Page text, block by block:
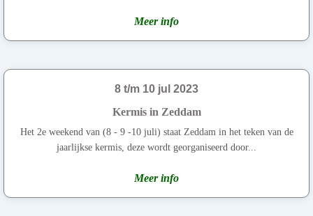
Meer info
8 t/m 10 jul 2023
Kermis in Zeddam
Het 2e weekend van (8 - 9 -10 juli) staat Zeddam in het teken van de
jaarlijkse kermis, deze wordt georganiseerd door...
Meer info